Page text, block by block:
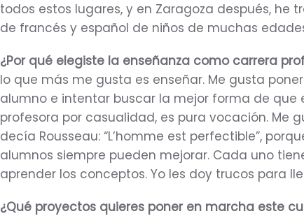
todos estos lugares, y en Zaragoza después, he
de francés y español de niños de muchas
¿Por qué elegiste la enseñanza como carrera
lo que más me gusta es enseñar. Me gusta
alumno e intentar buscar la mejor forma de que
profesora por casualidad, es pura vocación. Me
decía Rousseau: “L’homme est perfectible”,
alumnos siempre pueden mejorar. Cada uno
aprender los conceptos. Yo les doy trucos para
¿Qué proyectos quieres poner en marcha este